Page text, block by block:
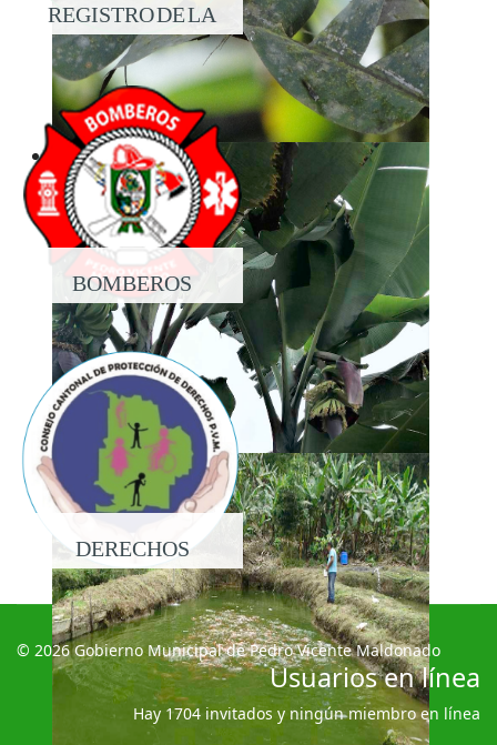
REGISTRO DE LA
PROPIEDAD
BOMBEROS
DERECHOS
© 2026 Gobierno Municipal de Pedro Vicente Maldonado
Usuarios en línea
Hay 1704 invitados y ningún miembro en línea